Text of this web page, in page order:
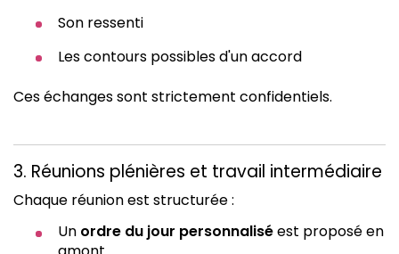
Son ressenti
Les contours possibles d'un accord
Ces échanges sont strictement confidentiels.
3. Réunions plénières et travail intermédiaire
Chaque réunion est structurée :
Un ordre du jour personnaliséest proposé en